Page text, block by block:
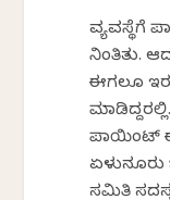
ವ್ಯವಸ್ಥೆಗೆ
ನಿಂತಿತು.
ಈಗಲೂ
ಪಾಯಿಂಟ್
ಏಳುನೂರು
ಸಮಿತಿ